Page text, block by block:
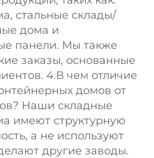
стальные склады/
дома и
панели. Мы также
заказы, основанные
4.В чем отличие
домов от
Наши складные
имеют структурную
а не используют
другие заводы.